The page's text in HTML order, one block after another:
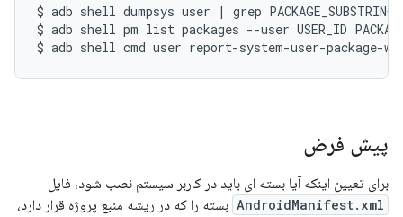
$ adb shell dumpsys user | grep PACKAGE_SUBSTRING
$ adb shell pm list packages --user USER_ID
$ adb shell cmd user report-system-user-package-
پیش فرض
برای تعیین اینکه آیا بسته ای باید در کاربر سیستم نصب شود، فایل
AndroidManifest.xml بسته را که در ریشه منبع پروژه قرار دارد،